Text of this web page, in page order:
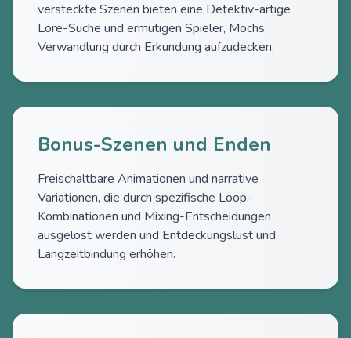
versteckte Szenen bieten eine Detektiv-artige
Lore-Suche und ermutigen Spieler, Mochs
Verwandlung durch Erkundung aufzudecken.
Bonus-Szenen und Enden
Freischaltbare Animationen und narrative
Variationen, die durch spezifische Loop-
Kombinationen und Mixing-Entscheidungen
ausgelöst werden und Entdeckungslust und
Langzeitbindung erhöhen.